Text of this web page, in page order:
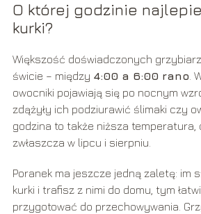
O której godzinie
kurki?
Większość doświadczonych
świcie – między 4:00 a 6:00 rano .
owocniki pojawiają się po nocnym
zdążyły ich podziurawić ślimaki czy
godzina to także niższa temperatura,
zwłaszcza w lipcu i sierpniu.
Poranek ma jeszcze jedną zaletę: im
kurki i trafisz z nimi do domu, tym
przygotować do przechowywania.